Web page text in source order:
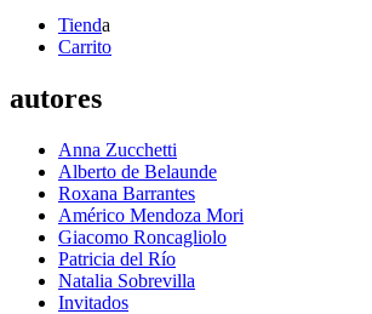
Tienda
Carrito
autores
Anna Zucchetti
Alberto de Belaunde
Roxana Barrantes
Américo Mendoza Mori
Giacomo Roncagliolo
Patricia del Río
Natalia Sobrevilla
Invitados